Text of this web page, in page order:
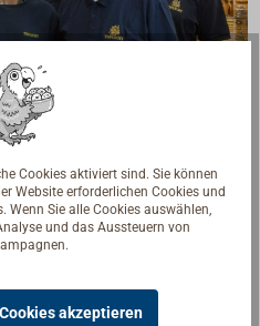
Bootsbauern und
Ihre Fragen und geben die
Cookies aktiviert sind. Sie können
Website erforderlichen Cookies und
Wenn Sie alle Cookies auswählen,
und das Aussteuern von
akzeptieren